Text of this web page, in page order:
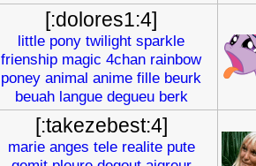
[:dolores1:4]
little pony twilight sparkle
frienship magic 4chan rainbow
poney animal anime fille beurk
beuah langue degueu berk
[:takezebest:4]
marie anges tele realite pute